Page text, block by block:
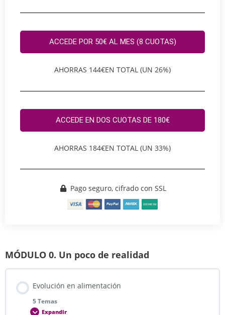
ACCEDE POR 50€ AL MES (8 CUOTAS)
AHORRAS 144€EN TOTAL (UN 26%)
ACCEDE EN DOS CUOTAS DE 180€
AHORRAS 184€EN TOTAL (UN 33%)
Pago seguro, cifrado con SSL
MÓDULO 0. Un poco de realidad
Evolución en alimentación
5 Temas
Expandir